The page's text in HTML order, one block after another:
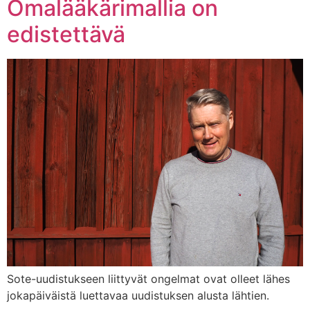
Omalääkärimallia on
edistettävä
Sote-uudistukseen liittyvät ongelmat ovat olleet lähes
jokapäiväistä luettavaa uudistuksen alusta lähtien.